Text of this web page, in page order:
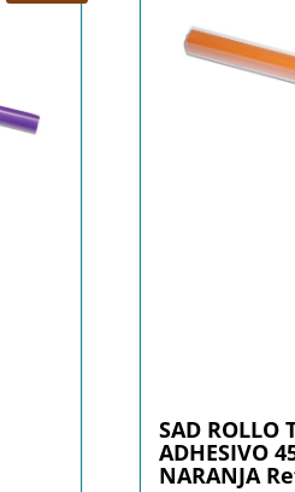
SAD ROLLO
ADHESIVO
NARANJA